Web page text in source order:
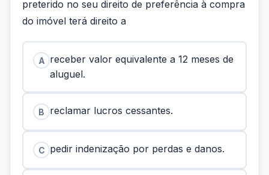
preterido no seu direito de preferência à compra
do imóvel terá direito a
A receber valor equivalente a 12 meses de
aluguel.
B reclamar lucros cessantes.
C pedir indenização por perdas e danos.